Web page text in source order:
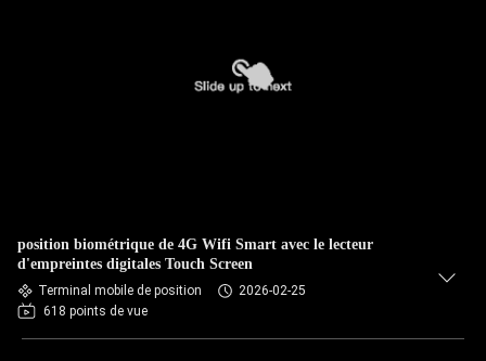
position biométrique de 4G Wifi Smart avec le lecteur
d'empreintes digitales Touch Screen
Terminal mobile de position
2026-02-25
618 points de vue